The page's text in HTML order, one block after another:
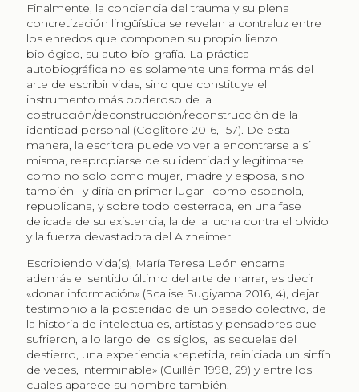
Finalmente, la conciencia del trauma y su plena
concretización lingüística se revelan a contraluz entre
los enredos que componen su propio lienzo
biológico, su auto-bío-grafía. La práctica
autobiográfica no es solamente una forma más del
arte de escribir vidas, sino que constituye el
instrumento más poderoso de la
costrucción/deconstrucción/reconstrucción de la
identidad personal (Coglitore 2016, 157). De esta
manera, la escritora puede volver a encontrarse a sí
misma, reapropiarse de su identidad y legitimarse
como no solo como mujer, madre y esposa, sino
también –y diría en primer lugar– como española,
republicana, y sobre todo desterrada, en una fase
delicada de su existencia, la de la lucha contra el olvido
y la fuerza devastadora del Alzheimer.
Escribiendo vida(s), María Teresa León encarna
además el sentido último del arte de narrar, es decir
«donar información» (Scalise Sugiyama 2016, 4), dejar
testimonio a la posteridad de un pasado colectivo, de
la historia de intelectuales, artistas y pensadores que
sufrieron, a lo largo de los siglos, las secuelas del
destierro, una experiencia «repetida, reiniciada un sinfín
de veces, interminable» (Guillén 1998, 29) y entre los
cuales aparece su nombre también.